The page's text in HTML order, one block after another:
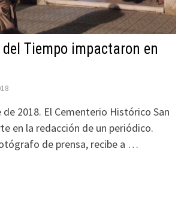
Tiempo impactaron en
2018. El Cementerio Histórico San
en la redacción de un periódico.
de prensa, recibe a …